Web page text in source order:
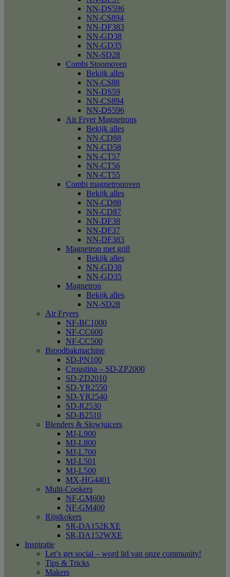
NN-DS596
NN-CS894
NN-DF383
NN-GD38
NN-GD35
NN-SD28
Combi Stoomoven
Bekijk alles
NN-CS88
NN-DS59
NN-CS894
NN-DS596
Air Fryer Magnetrons
Bekijk alles
NN-CD88
NN-CD58
NN-CT57
NN-CT56
NN-CT55
Combi magnetronoven
Bekijk alles
NN-CD88
NN-CD87
NN-DF38
NN-DF37
NN-DF383
Magnetron met grill
Bekijk alles
NN-GD38
NN-GD35
Magnetron
Bekijk alles
NN-SD28
Air Fryers
NF-BC1000
NF-CC600
NF-CC500
Broodbakmachine
SD-PN100
Croustina – SD-ZP2000
SD-ZD2010
SD-YR2550
SD-YR2540
SD-R2530
SD-B2510
Blenders & Slowjuicers
MJ-L900
MJ-L800
MJ-L700
MJ-L501
MJ-L500
MX-HG4401
Multi-Cookers
NF-GM600
NF-GM400
Rijstkokers
SR-DA152KXE
SR-DA152WXE
Inspiratie
Let’s get social – word lid van onze community!
Tips & Tricks
Makers